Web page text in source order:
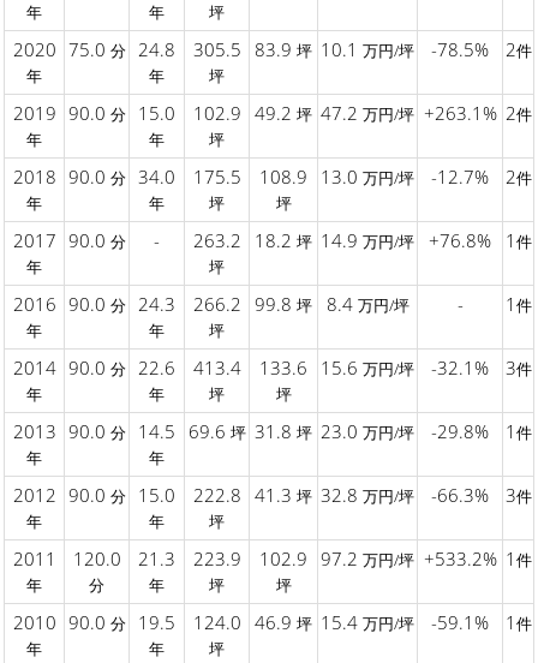
年 年 坪
2020
年
75.0 分 24.8
年
305.5
坪
83.9 坪 10.1 万円/坪 -78.5% 2件
2019
年
90.0 分 15.0
年
102.9
坪
49.2 坪 47.2 万円/坪 +263.1% 2件
2018
年
90.0 分 34.0
年
175.5
坪
108.9
坪
13.0 万円/坪 -12.7% 2件
2017
年
90.0 分 - 263.2
坪
18.2 坪 14.9 万円/坪 +76.8% 1 件
2016
年
90.0 分 24.3
年
266.2
坪
99.8 坪 8.4 万円/坪 - 1 件
2014
年
90.0 分 22.6
年
413.4
坪
133.6
坪
15.6 万円/坪 -32.1% 3件
2013
年
90.0 分 14.5
年
69.6 坪 31.8 坪 23.0 万円/坪 -29.8% 1 件
2012
年
90.0 分 15.0
年
222.8
坪
41.3 坪 32.8 万円/坪 -66.3% 3件
2011
年
120.0
分
21.3
年
223.9
坪
102.9
坪
97.2 万円/坪 +533.2% 1 件
2010
年
90.0 分 19.5
年
124.0
坪
46.9 坪 15.4 万円/坪 -59.1% 1 件